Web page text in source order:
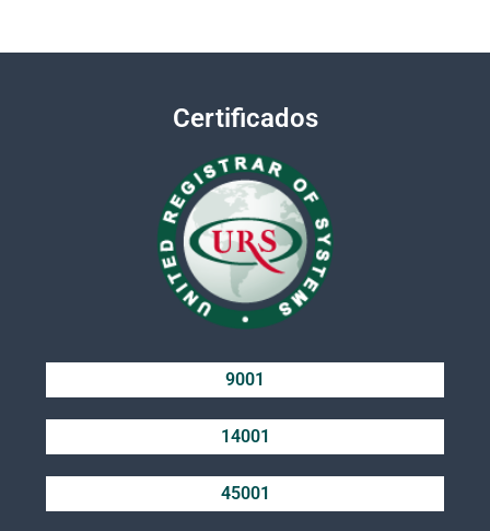
Certificados
9001
14001
45001